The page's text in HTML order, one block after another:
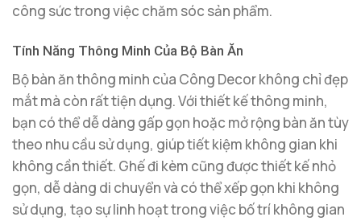
công sức trong việc chăm sóc sản phẩm.
Tính Năng Thông Minh Của Bộ Bàn Ăn
Bộ bàn ăn thông minh của Công Decor không chỉ đẹp
mắt mà còn rất tiện dụng. Với thiết kế thông minh,
bạn có thể dễ dàng gấp gọn hoặc mở rộng bàn ăn tùy
theo nhu cầu sử dụng, giúp tiết kiệm không gian khi
không cần thiết. Ghế đi kèm cũng được thiết kế nhỏ
gọn, dễ dàng di chuyển và có thể xếp gọn khi không
sử dụng, tạo sự linh hoạt trong việc bố trí không gian